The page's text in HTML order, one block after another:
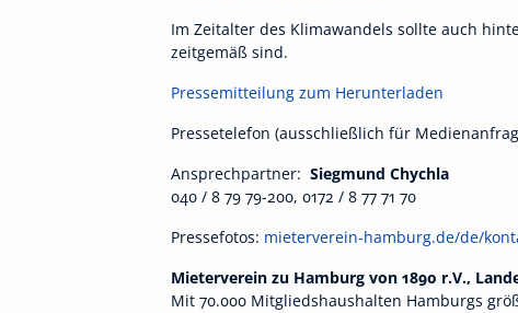
Im Zeitalter des Klimawandels sollte auch
zeitgemäß sind.
Pressemitteilung zum Herunterladen
Pressetelefon (ausschließlich für
Ansprechpartner: Siegmund Chychla
040 / 8 79 79-200, 0172 / 8 77 71 70
Pressefotos: mieterverein-hamburg.de/de/
Mieterverein zu Hamburg von 1890 r.V.,
Mit 70.000 Mitgliedshaushalten Hamburgs